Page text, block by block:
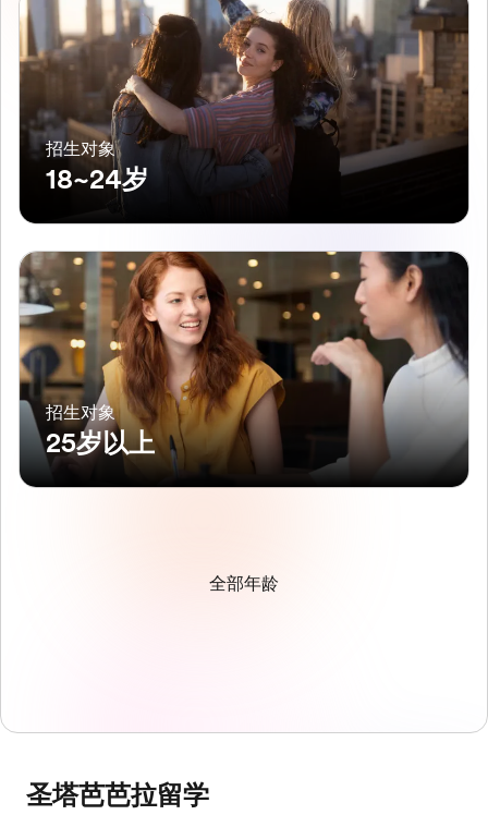
招生对象
18~24岁
招生对象
25岁以上
全部年龄
圣塔芭芭拉留学